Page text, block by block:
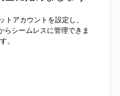
アカウントを設定し、
シームレスに管理できま
す。